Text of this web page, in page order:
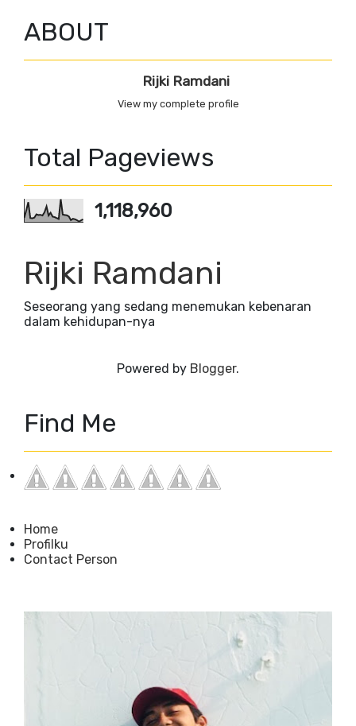
ABOUT
Rijki Ramdani
View my complete profile
Total Pageviews
1,118,960
Rijki Ramdani
Seseorang yang sedang menemukan kebenaran
dalam kehidupan-nya
Powered by Blogger.
Find Me
Home
Profilku
Contact Person